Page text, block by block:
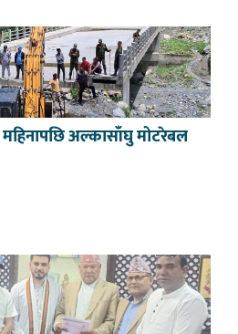
महिनापछि अल्कासाँघु मोटरेबल